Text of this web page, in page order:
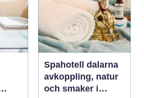
Spahotell dalarna
avkoppling, natur
och smaker i